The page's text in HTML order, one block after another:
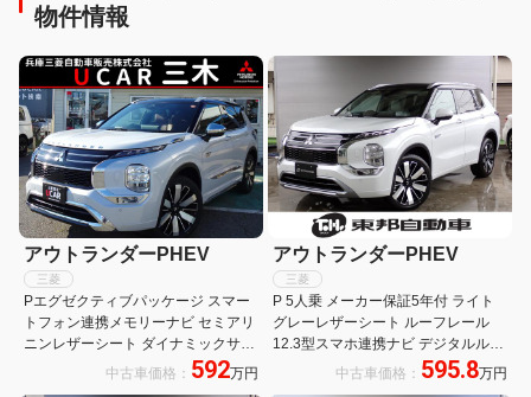
物件情報
アウトランダーPHEV
三菱
Pエグゼクティブパッケージ スマー
トフォン連携メモリーナビ セミアリ
ニンレザーシート ダイナミックサウ
ンドヤマハアルティメット12スピー
中古車価格： 592万円
アウトランダーPHEV
三菱
P 5人乗 メーカー保証5年付 ライト
グレーレザーシート ルーフレール
12.3型スマホ連携ナビ デジタルルー
ムミラー マルチアラウンドモニター
中古車価格： 595.8万円